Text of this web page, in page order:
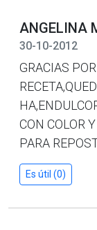
ANGELINA
30-10-2012
GRACIAS
CON COLOR
PARA
Es útil (0)